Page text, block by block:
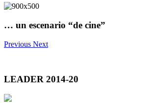
… un escenario “de cine”
Previous Next
LEADER 2014-20